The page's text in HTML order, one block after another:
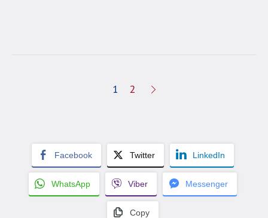
1 2
Facebook Twitter LinkedIn
WhatsApp Viber Messenger
Copy